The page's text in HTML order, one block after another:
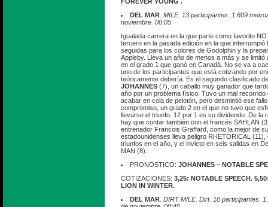
DEL MAR MILE. 13 participantes. 1.609
noviembre. 00:05
Igualada carrera en la que parte como favorito
tercero en la pasada edición en la que
seguidas para los colores de Godolphin y la
Appleby. Lleva un año de menos a más y se
en el grado 1 que ganó en Canadá. No se va a
uno de los participantes que está cotizando por
teóricamente debería. Es el segundo clasificado
JOHANNES (7), un caballo muy ganador que
año por un problema físico. Tuvo un mal recorrido
acabar en cola de pelotón, pero desmintió ese
compromiso, un grado 2 en el que no tuvo que
llevarse el triunfo. 12 por 1 es su dividendo. De la
hay que contar también con el francés SAHLAN
entrenador Francois Graffard, como la mejor de
estadounidenses lleva peligro RHETORICAL (11),
triunfos en el año, y el invicto en seis salidas en
MAN (8).
PRONOSTICO: JOHANNES – NOTABLE
COTIZACIONES: 3,25: NOTABLE SPEECH.
LION IN WINTER.
DEL MAR DIRT MILE. Dirt. 10 participantes.